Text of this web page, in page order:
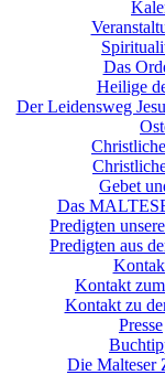
Das
Heilige
Der Leidensweg
Gebet
Das
Predigten
Predigten aus
Kontakt
Kontakt zu
Presse
Die Malteser